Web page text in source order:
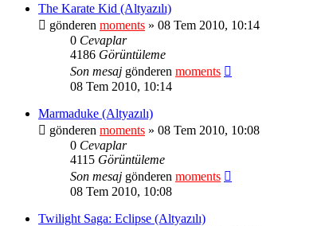
The Karate Kid (Altyazılı)
gönderen moments » 08 Tem 2010, 10:14
0 Cevaplar
4186 Görüntüleme
Son mesaj gönderen moments
08 Tem 2010, 10:14
Marmaduke (Altyazılı)
gönderen moments » 08 Tem 2010, 10:08
0 Cevaplar
4115 Görüntüleme
Son mesaj gönderen moments
08 Tem 2010, 10:08
Twilight Saga: Eclipse (Altyazılı)